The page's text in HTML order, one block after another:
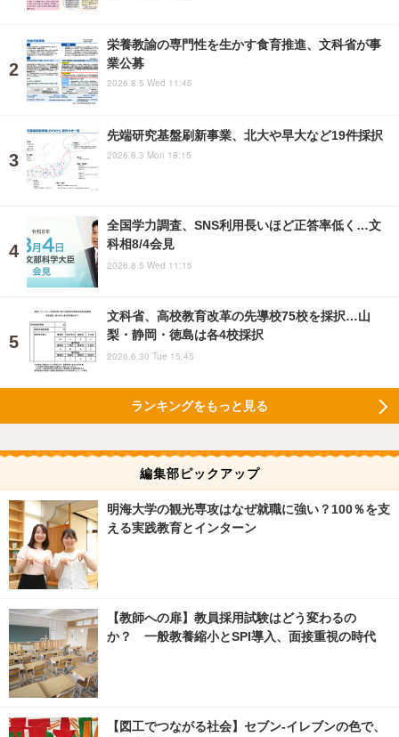
栄養教諭の専門性を生かす食育推進、文科省が事
業公募
2026.8.5 Wed 11:45
先端研究基盤刷新事業、北大や早大など19件採択
2026.8.3 Mon 18:15
全国学力調査、SNS利用長いほど正答率低く…文
科相8/4会見
2026.8.5 Wed 11:15
文科省、高校教育改革の先導校75校を採択…山
梨・静岡・徳島は各4校採択
2026.6.30 Tue 15:45
ランキングをもっと見る
編集部ピックアップ
明海大学の観光専攻はなぜ就職に強い？100％を支
える実践教育とインターン
【教師への扉】教員採用試験はどう変わるの
か？ 一般教養縮小とSPI導入、面接重視の時代
【図工でつながる社会】セブン‐イレブンの色で、